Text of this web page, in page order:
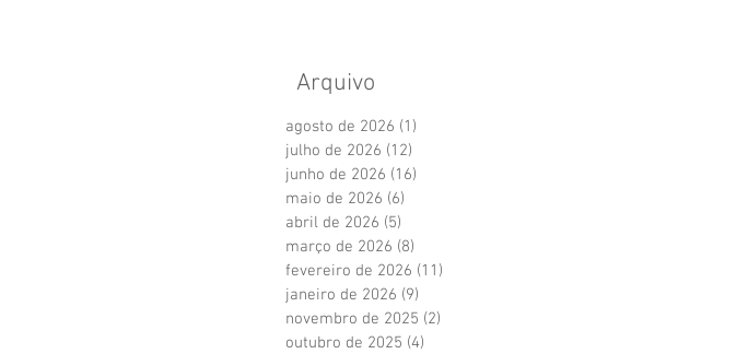
Arquivo
agosto de 2026 (1)
julho de 2026 (12)
junho de 2026 (16)
maio de 2026 (6)
abril de 2026 (5)
março de 2026 (8)
fevereiro de 2026 (11)
janeiro de 2026 (9)
novembro de 2025 (2)
outubro de 2025 (4)